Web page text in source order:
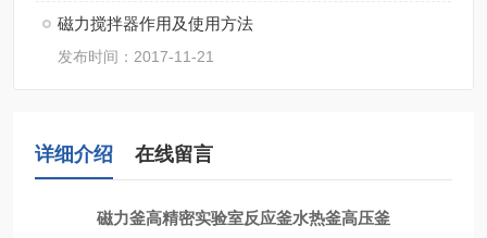
磁力搅拌器作用及使用方法
发布时间：2017-11-21
详细介绍 在线留言
磁力釜高精密实验室反应釜水热釜高压釜